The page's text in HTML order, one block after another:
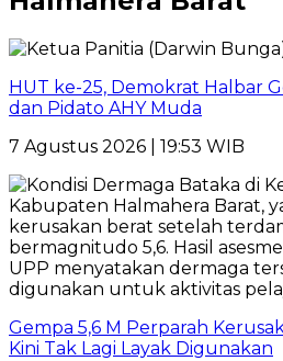
HUT ke-25, Demokrat Halbar
dan Pidato AHY Muda
7 Agustus 2026 | 19:53 WIB
Gempa 5,6 M Perparah
Kini Tak Lagi Layak Digunakan